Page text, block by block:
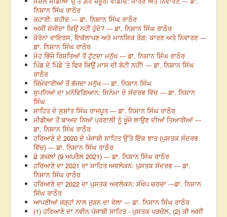
ਨਿਸ਼ਾਨ ਸਿੰਘ ਰਾਠੌਰ
ਕਹਾਣੀ: ਸ਼ਹੀਦ --- ਡਾ. ਨਿਸ਼ਾਨ ਸਿੰਘ ਰਾਠੌਰ
ਅਸੀਂ ਸੰਜੀਦਾ ਕਿਉਂ ਨਹੀਂ ਹੁੰਦੇ? --- ਡਾ. ਨਿਸ਼ਾਨ ਸਿੰਘ ਰਾਠੌਰ
ਕੋਰੋਨਾ ਵਾਇਰਸ, ਇਕੱਲਾਪਣ ਅਤੇ ਮਾਨਸਿਕ ਰੋਗ: ਕਾਰਣ ਅਤੇ ਨਿਵਾਰਣ ---
ਡਾ. ਨਿਸ਼ਾਨ ਸਿੰਘ ਰਾਠੌਰ
ਮੋਹ ਭਿੱਜੇ ਰਿਸ਼ਤਿਆਂ ਤੋਂ ਟੁੱਟਦਾ ਮਨੁੱਖ --- ਡਾ. ਨਿਸ਼ਾਨ ਸਿੰਘ ਰਾਠੌਰ
ਪਿੰਡ ਦੇ ਪਿੰਡੇ ’ਤੇ ਫਿਰ ਕਿਉਂ ਮਾਸ ਦੀ ਬੋਟੀ ਨਹੀਂ! --- ਡਾ. ਨਿਸ਼ਾਨ ਸਿੰਘ
ਰਾਠੌਰ
ਜ਼ਿੰਮੇਵਾਰੀਆਂ ਤੋਂ ਭੱਜਦਾ ਮਨੁੱਖ --- ਡਾ. ਨਿਸ਼ਾਨ ਸਿੰਘ
ਸੁਪਨਿਆਂ ਦਾ ਮਨੋਵਿਗਿਆਨ: ਸਿਨੇਮਾ ਦੇ ਸੰਦਰਭ ਵਿੱਚ --- ਡਾ. ਨਿਸ਼ਾਨ
ਸਿੰਘ
ਸਾਹਿਤ ਦੇ ਸੁਸ਼ਾਂਤ ਸਿੰਘ ਰਾਜਪੂਤ --- ਡਾ. ਨਿਸ਼ਾਨ ਸਿੰਘ ਰਾਠੌਰ
ਮੀਡੀਆ ਤੋਂ ਬਾਅਦ ਨਿਆਂ ਪ੍ਰਣਾਲੀ ਨੂੰ ਖੂੰਜੇ ਲਾਉਣ ਦੀਆਂ ਤਿਆਰੀਆਂ ---
ਡਾ. ਨਿਸ਼ਾਨ ਸਿੰਘ ਰਾਠੌਰ
ਹਰਿਆਣੇ ਦੇ 2020 ਦੇ ਪੰਜਾਬੀ ਸਾਹਿਤ ਉੱਤੇ ਇੱਕ ਝਾਤ (ਪੁਸਤਕ ਸੰਦਰਭ
ਵਿੱਚ) --- ਡਾ. ਨਿਸ਼ਾਨ ਸਿੰਘ ਰਾਠੌਰ
ਛੇ ਗ਼ਜ਼ਲਾਂ (9 ਅਪਰੈਲ 2021) --- ਡਾ. ਨਿਸ਼ਾਨ ਸਿੰਘ ਰਾਠੌਰ
ਹਰਿਆਣੇ ਦਾ 2021 ਦਾ ਸਾਹਿਤ ਅਵਲੋਕਨ: ਪੁਸਤਕ ਸੰਦਰਭ --- ਡਾ.
ਨਿਸ਼ਾਨ ਸਿੰਘ ਰਾਠੌਰ
ਹਰਿਆਣੇ ਦਾ 2022 ਦਾ ਪੁਸਤਕ ਅਵਲੋਕਨ: ਸੰਖੇਪ ਚਰਚਾ ---ਡਾ. ਨਿਸ਼ਾਨ
ਸਿੰਘ ਰਾਠੌਰ
ਆਪਣੀਆਂ ਜੜ੍ਹਾਂ ਨਾਲ ਜੁੜਨ ਦਾ ਵੇਲਾ --- ਡਾ. ਨਿਸ਼ਾਨ ਸਿੰਘ ਰਾਠੌਰ
(1) ਹਰਿਆਣੇ ਦਾ ਨਵੀਨ ਪੰਜਾਬੀ ਸਾਹਿਤ - ਪੁਸਤਕ ਪੜਚੋਲ, (2) ਕੀ ਅਸੀਂ